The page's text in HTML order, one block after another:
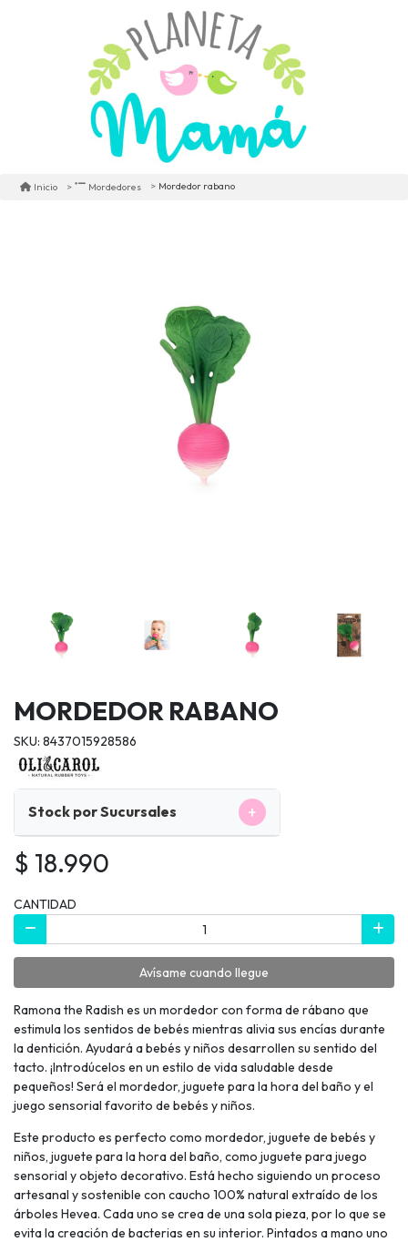
Inicio Mordedores Mordedor rabano
MORDEDOR RABANO
SKU: 8437015928586
Stock por Sucursales +
$ 18.990
CANTIDAD
Avísame cuando llegue
Ramona the Radish es un mordedor con forma de rábano que
estimula los sentidos de bebés mientras alivia sus encías durante
la dentición. Ayudará a bebés y niños desarrollen su sentido del
tacto. ¡Introdúcelos en un estilo de vida saludable desde
pequeños! Será el mordedor, juguete para la hora del baño y el
juego sensorial favorito de bebés y niños.
Este producto es perfecto como mordedor, juguete de bebés y
niños, juguete para la hora del baño, como juguete para juego
sensorial y objeto decorativo. Está hecho siguiendo un proceso
artesanal y sostenible con caucho 100% natural extraído de los
árboles Hevea. Cada uno se crea de una sola pieza, por lo que se
evita la creación de bacterias en su interior. Pintados a mano uno